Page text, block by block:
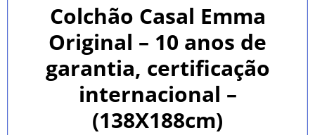
Colchão Casal Emma
Original – 10 anos de
garantia, certificação
internacional –
(138X188cm)